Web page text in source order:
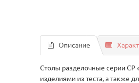
Описание
Столы разделочные серии СР
изделиями из теста, а также